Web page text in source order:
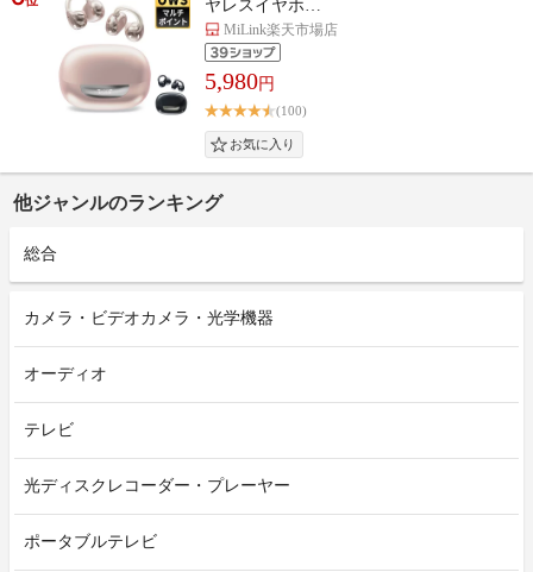
ヤレスイヤホ…
MiLink楽天市場店
5,980円
(100)
他ジャンルのランキング
総合
カメラ・ビデオカメラ・光学機器
オーディオ
テレビ
光ディスクレコーダー・プレーヤー
ポータブルテレビ